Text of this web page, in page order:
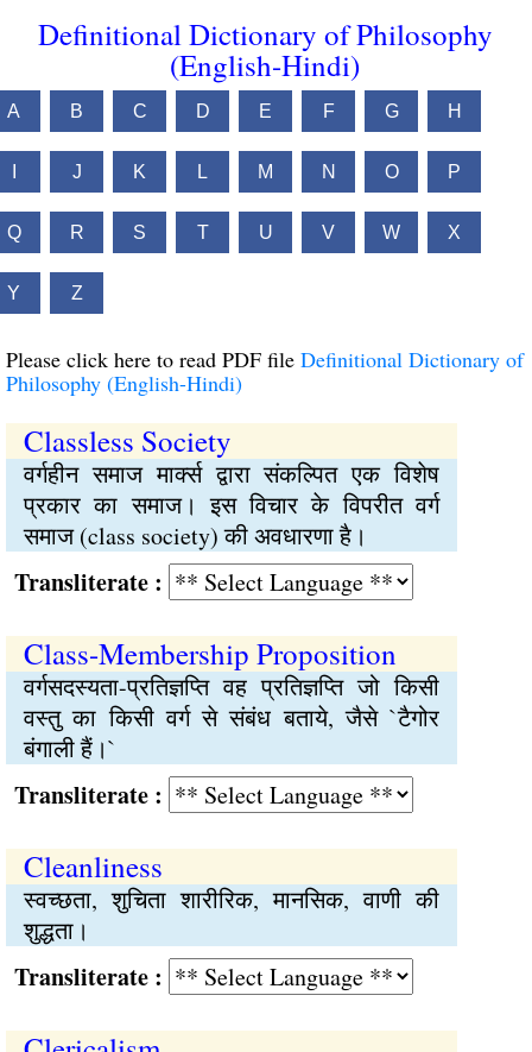
Definitional Dictionary of Philosophy
(English-Hindi)
A B C D E F G H
J K L M N O P
Q R S T U V W X
Y Z
Please click here to read PDF file Definitional Dictionary of
Philosophy (English-Hindi)
Classless Society
वर्गहीन समाज मार्क्स द्वारा संकल्पित एक विशेष
प्रकार का समाज। इस विचार के विपरीत वर्ग
समाज (class society) की अवधारणा है।
:
Class-Membership Proposition
वर्गसदस्यता-प्रतिज्ञप्ति वह प्रतिज्ञप्ति जो किसी
वस्तु का किसी वर्ग से संबंध बताये, जैसे `टैगोर
बंगाली हैं।`
:
Cleanliness
स्वच्छता, शुचिता शारीरिक, मानसिक, वाणी की
शुद्धता।
: